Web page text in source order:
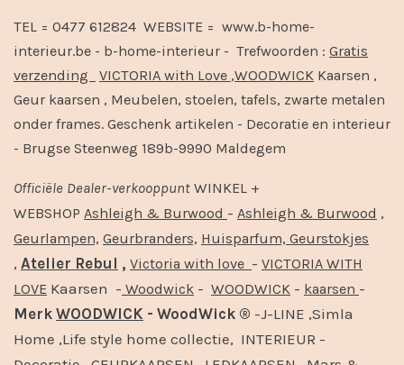
TEL = 0477 612824 WEBSITE = www.b-home-
interieur.be - b-home-interieur - Trefwoorden : Gratis
verzending
VICTORIA with Love ,WOODWICK Kaarsen ,
Geur kaarsen , Meubelen, stoelen, tafels, zwarte metalen
onder frames. Geschenk artikelen - Decoratie en interieur
- Brugse Steenweg 189b-9990 Maldegem
Officiële Dealer-verkooppunt WINKEL +
WEBSHOP Ashleigh & Burwood - Ashleigh & Burwood ,
Geurlampen, Geurbranders, Huisparfum, Geurstokjes
, Atelier Rebul , Victoria with love - VICTORIA WITH
LOVE Kaarsen - Woodwick - WOODWICK - kaarsen -
Merk WOODWICK - WoodWick ® -J-LINE ,Simla
Home ,Life style home collectie, INTERIEUR -